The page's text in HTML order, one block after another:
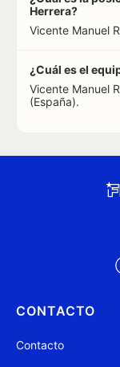
Herrera?
Vicente Manuel
¿Cuál es el
Vicente Manuel
(España).
CONTACTO
Contacto